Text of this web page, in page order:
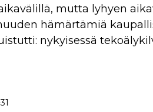
mutta lyhyen
hämärtämiä
nykyisessä